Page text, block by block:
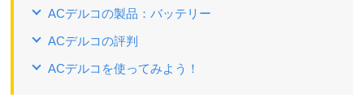
ACデルコの製品：バッテリー
ACデルコの評判
ACデルコを使ってみよう！